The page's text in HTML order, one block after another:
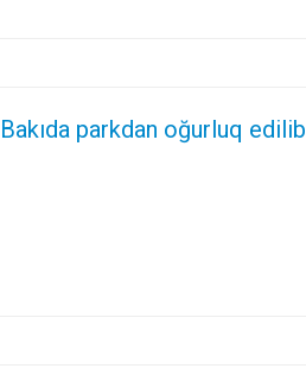
Bakıda parkdan oğurluq edilib